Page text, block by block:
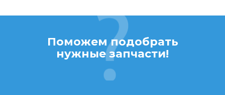
Поможем подобрать
нужные запчасти!